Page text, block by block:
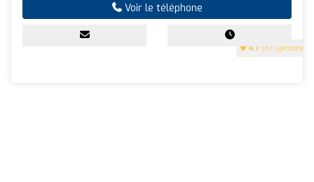
4.7 (57 Opinions)
Voir le téléphone